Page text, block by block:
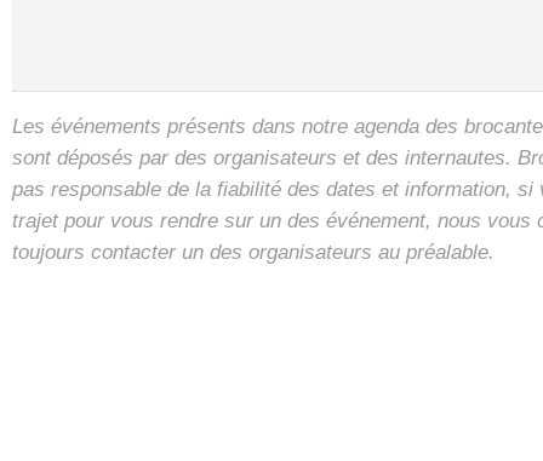
Les événements présents dans notre agenda des
sont déposés par des organisateurs et des internautes.
pas responsable de la fiabilité des dates et information, si
trajet pour vous rendre sur un des événement, nous vous
toujours contacter un des organisateurs au préalable.